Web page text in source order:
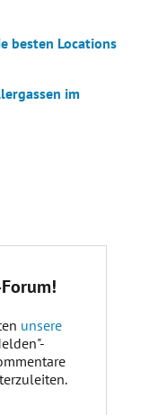
besten Locations
im